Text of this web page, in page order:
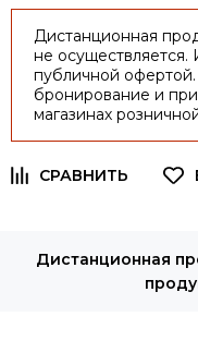
Дистанционная
не
публичной
бронирование и
магазинах
Дистанционная